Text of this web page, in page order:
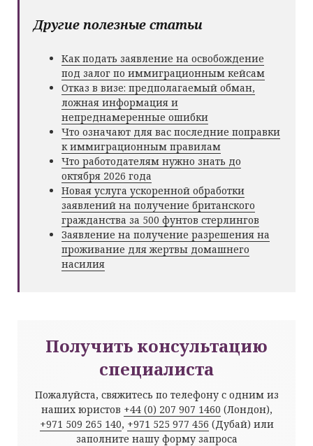
Другие полезные статьи
Как подать заявление на освобождение
под залог по иммиграционным кейсам
Отказ в визе: предполагаемый обман,
ложная информация и
непреднамеренные ошибки
Что означают для вас последние поправки
к иммиграционным правилам
Что работодателям нужно знать до
октября 2026 года
Новая услуга ускоренной обработки
заявлений на получение британского
гражданства за 500 фунтов стерлингов
Заявление на получение разрешения на
проживание для жертвы домашнего
насилия
Получить консультацию
специалиста
Пожалуйста, свяжитесь по телефону с одним из
наших юристов +44 (0) 207 907 1460 (Лондон),
+971 509 265 140, +971 525 977 456 (Дубай) или
заполните нашу форму запроса